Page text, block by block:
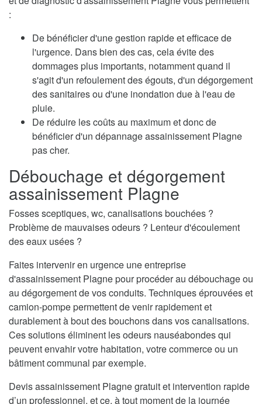
:
De bénéficier d'une gestion rapide et efficace de
l'urgence. Dans bien des cas, cela évite des
dommages plus importants, notamment quand il
s'agit d'un refoulement des égouts, d'un dégorgement
des sanitaires ou d'une inondation due à l'eau de
pluie.
De réduire les coûts au maximum et donc de
bénéficier d'un dépannage assainissement Plagne
pas cher.
Débouchage et dégorgement
assainissement Plagne
Fosses sceptiques, wc, canalisations bouchées ?
Problème de mauvaises odeurs ? Lenteur d'écoulement
des eaux usées ?
Faites intervenir en urgence une entreprise
d'assainissement Plagne pour procéder au débouchage ou
au dégorgement de vos conduits. Techniques éprouvées et
camion-pompe permettent de venir rapidement et
durablement à bout des bouchons dans vos canalisations.
Ces solutions éliminent les odeurs nauséabondes qui
peuvent envahir votre habitation, votre commerce ou un
bâtiment communal par exemple.
Devis assainissement Plagne gratuit et intervention rapide
d’un professionnel, et ce, à tout moment de la journée